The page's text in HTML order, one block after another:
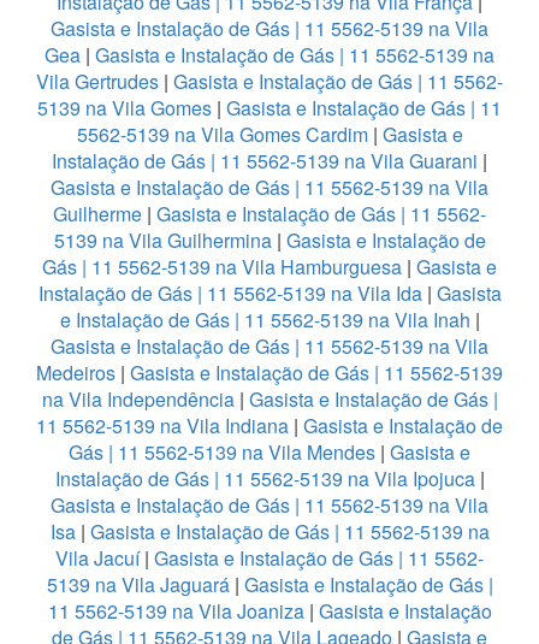
Gasista e Instalação de Gás | 11 5562-5139 na Vila
Gea | Gasista e Instalação de Gás | 11 5562-5139 na
Vila Gertrudes | Gasista e Instalação de Gás | 11 5562-
5139 na Vila Gomes | Gasista e Instalação de Gás | 11
5562-5139 na Vila Gomes Cardim| Gasista e
Instalação de Gás | 11 5562-5139 na Vila Guarani |
Gasista e Instalação de Gás | 11 5562-5139 na Vila
Guilherme | Gasista e Instalação de Gás | 11 5562-
5139 na Vila Guilhermina| Gasista e Instalação de
Gás | 11 5562-5139 na Vila Hamburguesa | Gasista e
Instalação de Gás | 11 5562-5139 na Vila Ida| Gasista
e Instalação de Gás | 11 5562-5139 na Vila Inah |
Gasista e Instalação de Gás | 11 5562-5139 na Vila
Medeiros | Gasista e Instalação de Gás | 11 5562-5139
na Vila Independência| Gasista e Instalação de Gás |
11 5562-5139 na Vila Indiana | Gasista e Instalação de
Gás | 11 5562-5139 na Vila Mendes | Gasista e
Instalação de Gás | 11 5562-5139 na Vila Ipojuca|
Gasista e Instalação de Gás | 11 5562-5139 na Vila
Isa| Gasista e Instalação de Gás | 11 5562-5139 na
Vila Jacuí| Gasista e Instalação de Gás | 11 5562-
5139 na Vila Jaguará| Gasista e Instalação de Gás |
11 5562-5139 na Vila Joaniza| Gasista e Instalação
de Gás | 11 5562-5139 na Vila Lageado | Gasista e